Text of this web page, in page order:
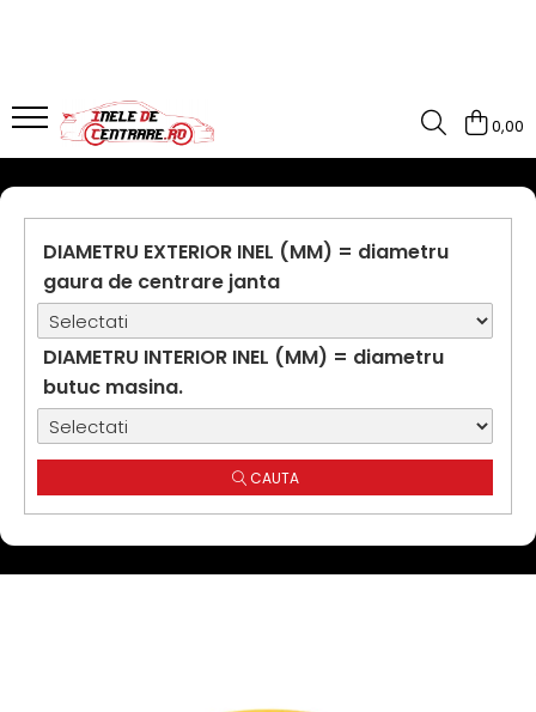
0,00
DIAMETRU EXTERIOR INEL (MM) = diametru
gaura de centrare janta
DIAMETRU INTERIOR INEL (MM) = diametru
butuc masina.
CAUTA